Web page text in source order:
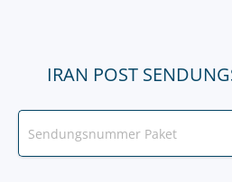
IRAN POST